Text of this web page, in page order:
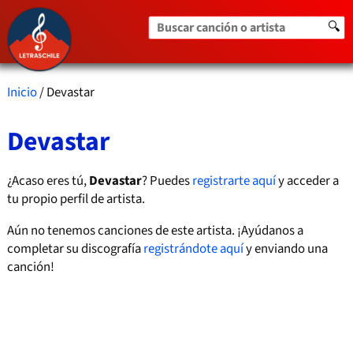
Buscar canción o artista 🔍
Inicio/ Devastar
Devastar
¿Acaso eres tú,Devastar? Puedesregistrarte aquíy acceder a
tu propio perfil de artista.
Aún no tenemos canciones de este artista. ¡Ayúdanos a
completar su discografíaregistrándote aquíy enviando una
canción!